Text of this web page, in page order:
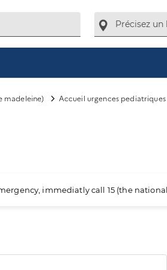
madeleine) Accueil urgences pediatriques
immediatly call 15 (the